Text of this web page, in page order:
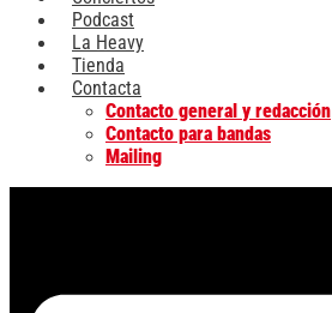
Podcast
La Heavy
Tienda
Contacta
Contacto general y redacción
Contacto para bandas
Mailing